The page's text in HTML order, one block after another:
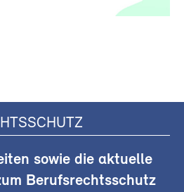
sowie die aktuelle
Berufsrechtsschutz